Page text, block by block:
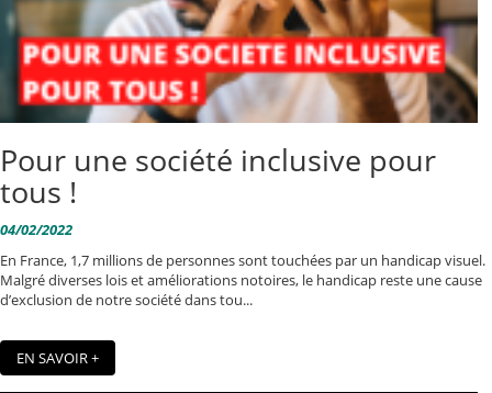
Pour une société inclusive pour
tous !
04/02/2022
En France, 1,7 millions de personnes sont touchées par un handicap visuel.
Malgré diverses lois et améliorations notoires, le handicap reste une cause
d’exclusion de notre société dans tou...
EN SAVOIR +